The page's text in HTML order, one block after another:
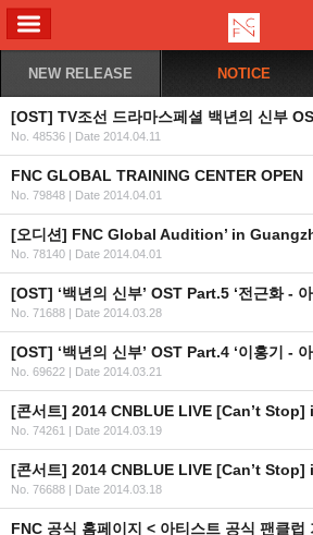
NEW RELEASE NOTICE
[OST] TV조선 드라마스페셜 백년의 신부
No. 48536 | Date 2014.04.11
FNC GLOBAL TRAINING CENTER OPEN
No. 79848 | Date 2014.04.01
[오디션] FNC Global Audition’ in
No. 78140 | Date 2014.04.01
[OST] ‘백년의 신부’ OST Part.5 ‘전근화 -
No. 71688 | Date 2014.03.28
No. 69622 | Date 2014.03.21
No. 74261 | Date 2014.03.19
No. 76688 | Date 2014.03.18